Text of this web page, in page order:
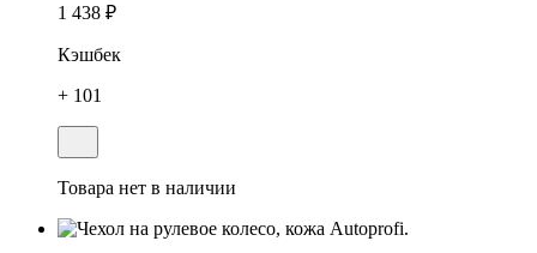
1 438 ₽
Кэшбек
+ 101
Товара нет в наличии